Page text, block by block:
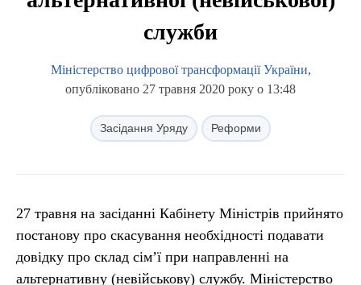
служби
Міністерство цифрової трансформації України,
опубліковано 27 травня 2020 року о 13:48
Засідання Уряду Реформи
27 травня на засіданні Кабінету Міністрів прийнято
постанову про скасування необхідності подавати
довідку про склад сім’ї при направленні на
альтернативну (невійськову) службу. Міністерство